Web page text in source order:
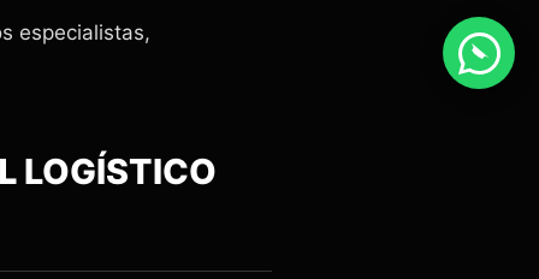
especialistas,
LOGÍSTICO